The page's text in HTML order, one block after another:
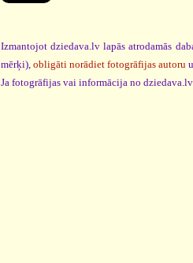
Izmantojot dziedava.lv lapās atrodamās
mērķi), obligāti norādiet fotogrāfijas autoru
Ja fotogrāfijas vai informācija no